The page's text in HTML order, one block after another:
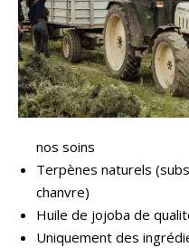
nos soins
Terpènes naturels
chanvre)
Huile de jojoba de
Uniquement des